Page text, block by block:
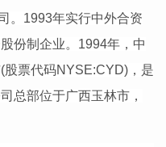
。1993年实行中外合资
份制企业。1994年，中
股票代码NYSE:CYD)，是
总部位于广西玉林市，